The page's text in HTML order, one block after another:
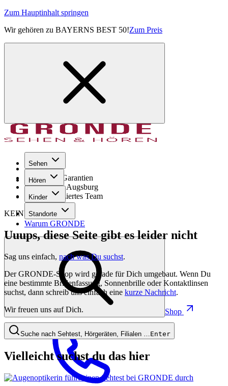
Zum Hauptinhalt springen
Wir gehören zu BAYERNS BEST 50!Zum Preis
Sehen
Hören
Kinder
Standorte
Warum GRONDE
Shop
Seit 1971
GRONDE Garantien
8× im Raum Augsburg
Hochqualifiziertes Team
KEINE SORGE!
Uuups, diese Seite gibt es leider nicht
Sag uns einfach, nach was Du suchst.
Der GRONDE-Shop wird gerade für Dich umgebaut. Wenn Du
eine bestimmte Brillenfassung, Sonnenbrille oder Kontaktlinsen
suchst, dann schreib uns einfach eine kurze Nachricht.
Wir freuen uns auf Dich.
Suche nach Sehtest, Hörgeräten, Filialen … Enter
Vielleicht suchst du das hier